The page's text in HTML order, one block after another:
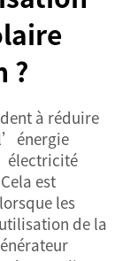
?
à réduire
est
les
de la